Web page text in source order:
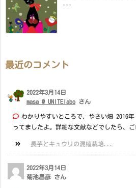
最近のコメント
2022年3月14日
masa @ UNITElabo さん
わかりやすいところで、やさい畑 2016
ってましたよ。詳細な文献などでしたら、
長芋とキュウリの混植栽培...
2022年3月14日
菊池昌彦 さん